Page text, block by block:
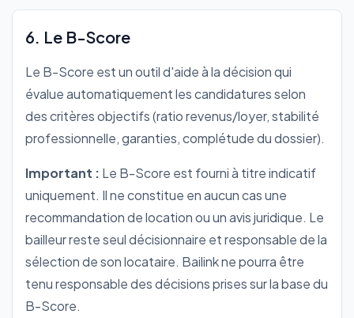
6. Le B-Score
Le B-Score est un outil d'aide à la décision qui
évalue automatiquement les candidatures selon
des critères objectifs (ratio revenus/loyer, stabilité
professionnelle, garanties, complétude du dossier).
Important : Le B-Score est fourni à titre indicatif
uniquement. Il ne constitue en aucun cas une
recommandation de location ou un avis juridique. Le
bailleur reste seul décisionnaire et responsable de la
sélection de son locataire. Bailink ne pourra être
tenu responsable des décisions prises sur la base du
B-Score.